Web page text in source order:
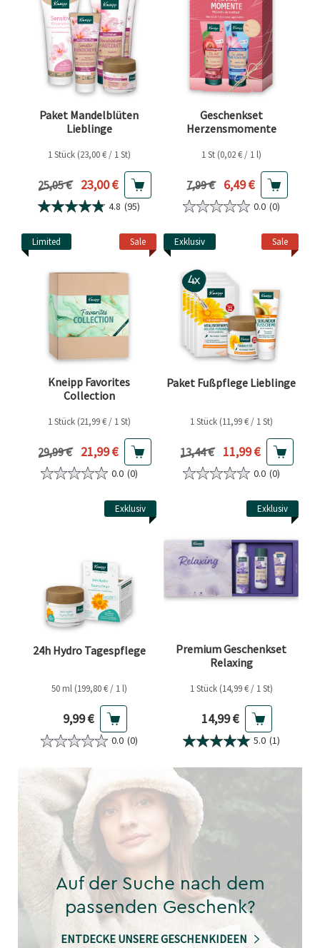
Paket Mandelblüten
Lieblinge
1 Stück (23,00 € / 1 St)
Vorheriger Preis
25,05 € Aktueller Preis
23,00 €
4.8 (95)
Geschenkset
Herzensmomente
1 St (0,02 € / 1 l)
Vorheriger Preis
7,99 € Aktueller Preis
6,49 €
0.0 (0)
Sale
Limited
Kneipp Favorites
Collection
1 Stück (21,99 € / 1 St)
Vorheriger Preis
29,99 € Aktueller Preis
21,99 €
0.0 (0)
Sale
Exklusiv
Paket Fußpflege Lieblinge
1 Stück (11,99 € / 1 St)
Vorheriger Preis
13,44 € Aktueller Preis
11,99 €
0.0 (0)
Exklusiv
24h Hydro Tagespflege
50 ml (199,80 € / 1 l)
Aktueller Preis
9,99 €
0.0 (0)
Exklusiv
Premium Geschenkset
Relaxing
1 Stück (14,99 € / 1 St)
Aktueller Preis
14,99 €
5.0 (1)
Auf der Suche nach dem
passenden Geschenk?
ENTDECKE UNSERE GESCHENKIDEEN